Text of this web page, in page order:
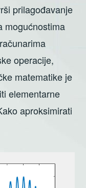
prilagođavanje
mogućnostima
operacije,
matematike je
elementarne
aproksimirati